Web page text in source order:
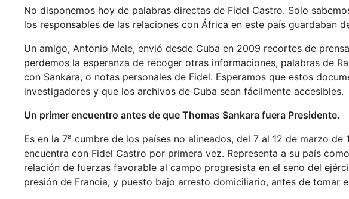
No disponemos hoy de palabras directas de Fidel Castro. Solo
los responsables de las relaciones con África en este país guardaban
Un amigo, Antonio Mele, envió desde Cuba en 2009 recortes de
perdemos la esperanza de recoger otras informaciones, palabras de
con Sankara, o notas personales de Fidel. Esperamos que estos
investigadores y que los archivos de Cuba sean fácilmente accesibles.
Un primer encuentro antes de que Thomas Sankara fuera Presidente.
Es en la 7a cumbre de los países no alineados, del 7 al 12 de marzo de
encuentra con Fidel Castro por primera vez. Representa a su país
relación de fuerzas favorable al campo progresista en el seno del
presión de Francia, y puesto bajo arresto domiciliario, antes de tomar